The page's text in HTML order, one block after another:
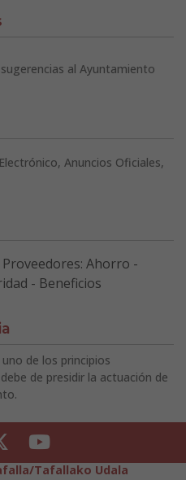
al Ayuntamiento
Anuncios Oficiales,
Ahorro -
- Beneficios
de los principios
de presidir la actuación de
Twitter Youtube
Tafallako Udala